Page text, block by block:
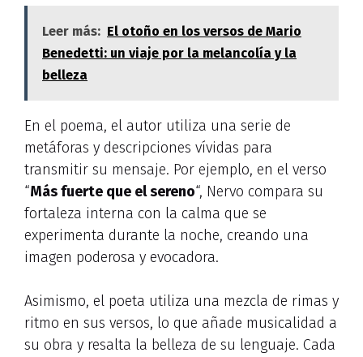
Leer más: El otoño en los versos de Mario
Benedetti: un viaje por la melancolía y la
belleza
En el poema, el autor utiliza una serie de
metáforas y descripciones vívidas para
transmitir su mensaje. Por ejemplo, en el verso
“Más fuerte que el sereno“, Nervo compara su
fortaleza interna con la calma que se
experimenta durante la noche, creando una
imagen poderosa y evocadora.
Asimismo, el poeta utiliza una mezcla de rimas y
ritmo en sus versos, lo que añade musicalidad a
su obra y resalta la belleza de su lenguaje. Cada